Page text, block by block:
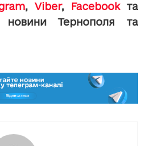
, Viber, Facebookта
новини Тернополя та